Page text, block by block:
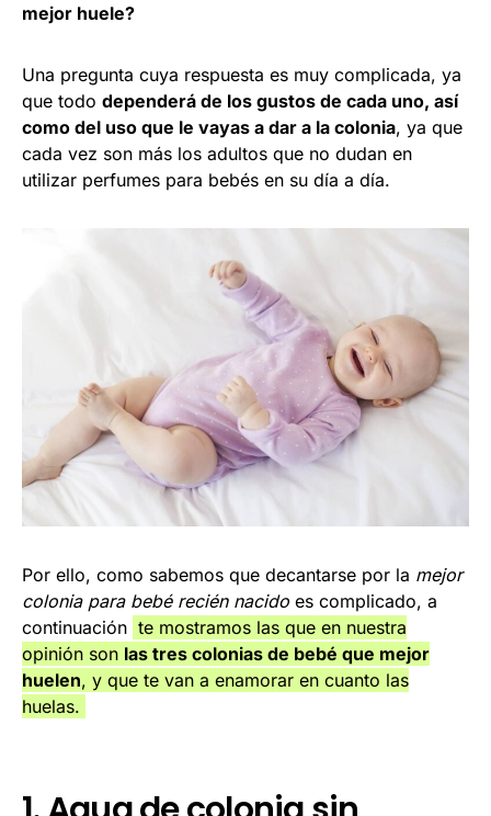
mejor huele?
Una pregunta cuya respuesta es muy complicada, ya
que todo dependerá de los gustos de cada uno, así
como del uso que le vayas a dar a la colonia, ya que
cada vez son más los adultos que no dudan en
utilizar perfumes para bebés en su día a día.
Por ello, como sabemos que decantarse por la mejor
colonia para bebé recién nacido es complicado, a
continuación te mostramos las que en nuestra
opinión son las tres colonias de bebé que mejor
huelen, y que te van a enamorar en cuanto las
huelas.